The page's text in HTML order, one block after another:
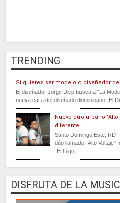
TRENDING
Si quieres ser modelo o diseñador
El diseñador Jorge Diep busca a “La
nueva cara del diseñado dominicano “El
Nuevo dúo urbano
diferente
Santo Domingo Este, RD
dúo llamado “Alto
“El Gigo...
DISFRUTA DE LA